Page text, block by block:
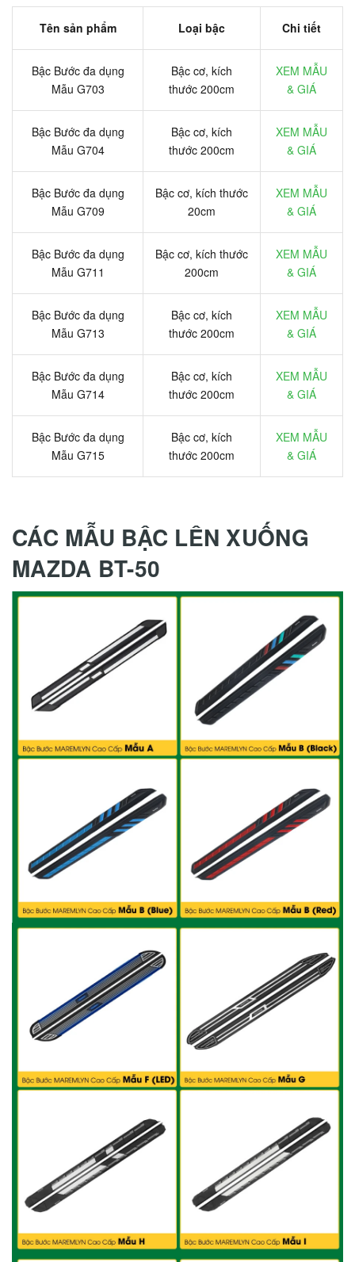
Tên sản phẩm Loại bậc Chi tiết
Bậc Bước đa dụng
Mẫu G703
Bậc cơ, kích
thước 200cm
XEM MẪU
& GIÁ
Bậc Bước đa dụng
Mẫu G704
Bậc cơ, kích
thước 200cm
XEM MẪU
& GIÁ
Bậc Bước đa dụng
Mẫu G709
Bậc cơ, kích thước
20cm
XEM MẪU
& GIÁ
Bậc Bước đa dụng
Mẫu G711
Bậc cơ, kích thước
200cm
XEM MẪU
& GIÁ
Bậc Bước đa dụng
Mẫu G713
Bậc cơ, kích
thước 200cm
XEM MẪU
& GIÁ
Bậc Bước đa dụng
Mẫu G714
Bậc cơ, kích
thước 200cm
XEM MẪU
& GIÁ
Bậc Bước đa dụng
Mẫu G715
Bậc cơ, kích
thước 200cm
XEM MẪU
& GIÁ
CÁC MẪU BẬC LÊN XUỐNG
MAZDA BT-50